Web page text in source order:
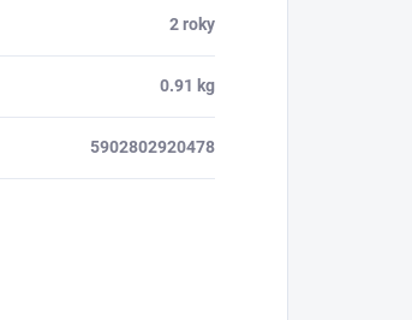
2 roky
0.91 kg
5902802920478